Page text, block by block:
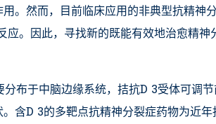
。然而，目前临床应用的非典型抗精神
应。因此，寻找新的既能有效地治愈精神
布于中脑边缘系统，拮抗D 3受体可调
含D 3的多靶点抗精神分裂症药物为近